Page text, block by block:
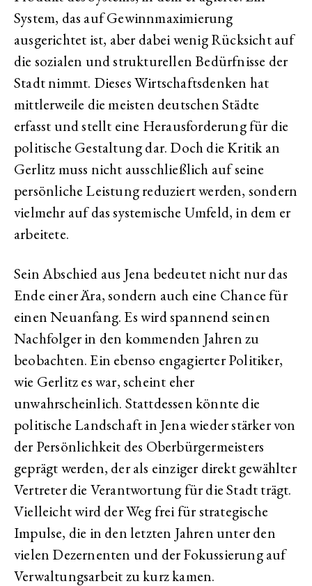
System, das auf Gewinnmaximierung
ausgerichtet ist, aber dabei wenig Rücksicht auf
die sozialen und strukturellen Bedürfnisse der
Stadt nimmt. Dieses Wirtschaftsdenken hat
mittlerweile die meisten deutschen Städte
erfasst und stellt eine Herausforderung für die
politische Gestaltung dar. Doch die Kritik an
Gerlitz muss nicht ausschließlich auf seine
persönliche Leistung reduziert werden, sondern
vielmehr auf das systemische Umfeld, in dem er
arbeitete.
Sein Abschied aus Jena bedeutet nicht nur das
Ende einer Ära, sondern auch eine Chance für
einen Neuanfang. Es wird spannend seinen
Nachfolger in den kommenden Jahren zu
beobachten. Ein ebenso engagierter Politiker,
wie Gerlitz es war, scheint eher
unwahrscheinlich. Stattdessen könnte die
politische Landschaft in Jena wieder stärker von
der Persönlichkeit des Oberbürgermeisters
geprägt werden, der als einziger direkt gewählter
Vertreter die Verantwortung für die Stadt trägt.
Vielleicht wird der Weg frei für strategische
Impulse, die in den letzten Jahren unter den
vielen Dezernenten und der Fokussierung auf
Verwaltungsarbeit zu kurz kamen.